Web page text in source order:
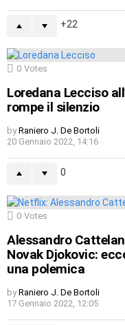
22
0 Votes
Loredana Lecciso
rompe il silenzio
by Raniero J. De Bortoli
20 Gennaio 2022, 14:16
0
0 Votes
Alessandro
Novak Djokovic:
una polemica
by Raniero J. De Bortoli
17 Gennaio 2022, 12:05